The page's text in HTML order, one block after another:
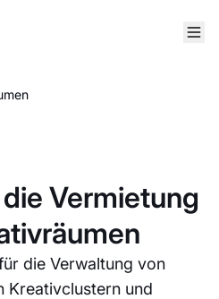
Vermietung
die Verwaltung von
Kreativclustern und